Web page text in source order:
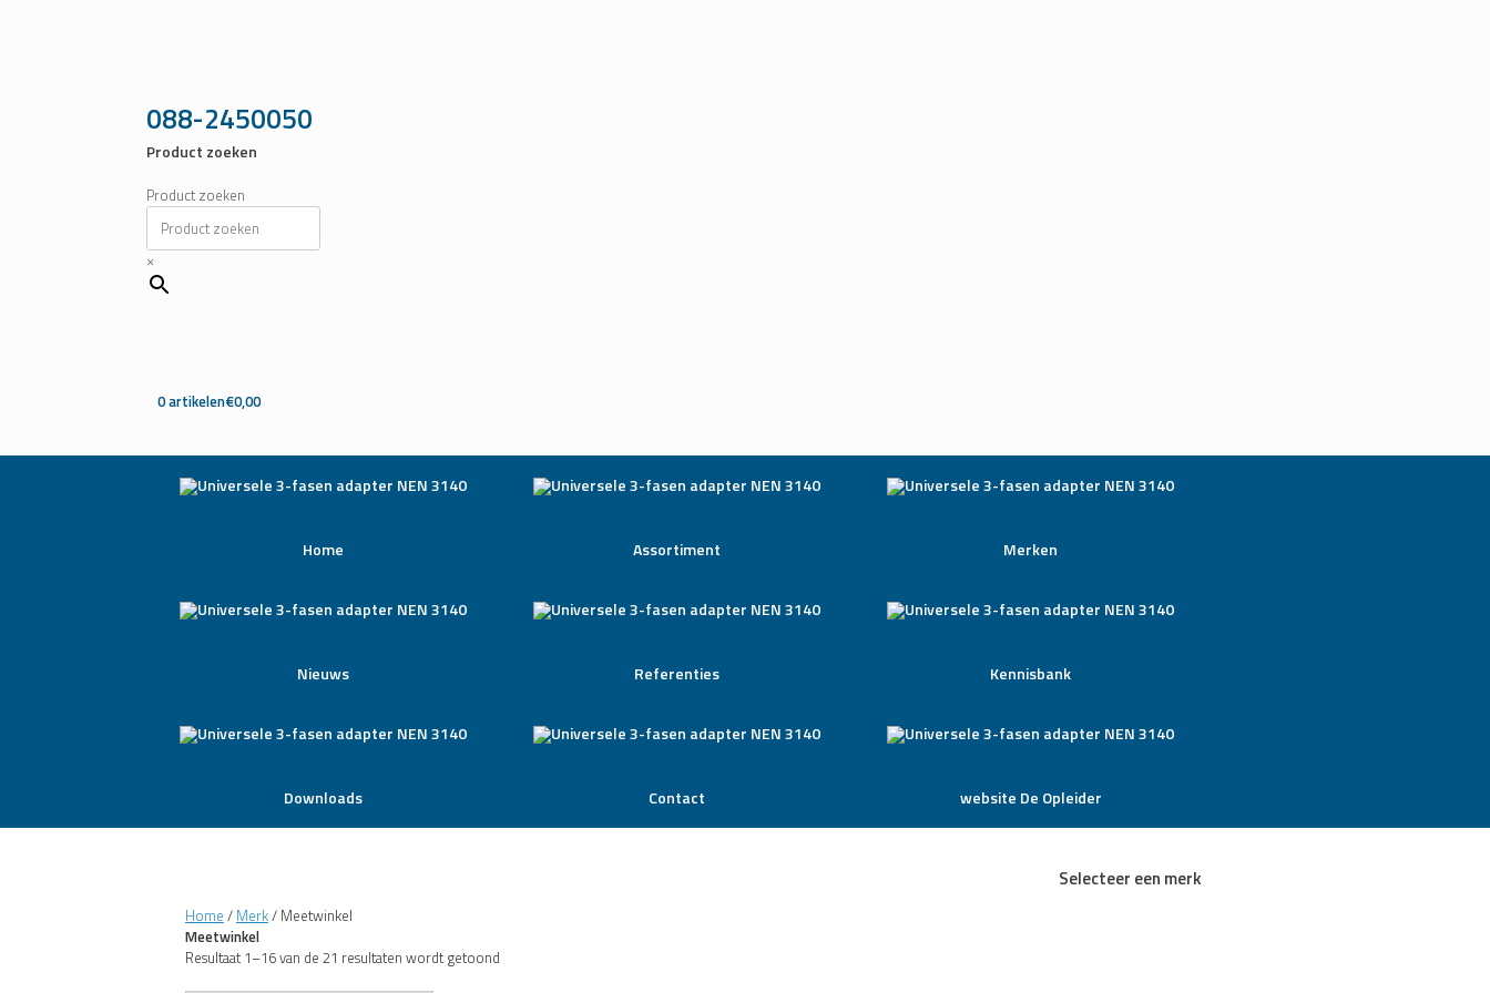
088-2450050
Product zoeken
Product zoeken
×
0 artikelen€0,00
Home Assortiment Merken
Nieuws Referenties Kennisbank
Downloads Contact website De Opleider
Home / Merk/ Meetwinkel
Meetwinkel
Resultaat 1–16 van de 21 resultaten wordt getoond
Selecteer een merk